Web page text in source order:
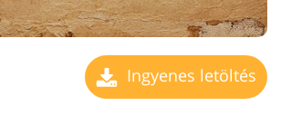
Ingyenes letöltés